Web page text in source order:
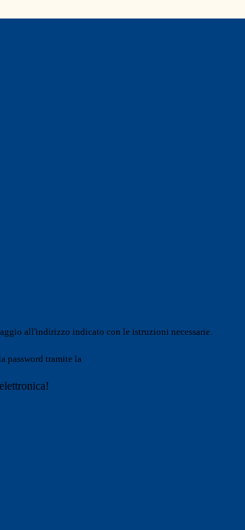
all'indirizzo indicato con le istruzioni necessarie.
password tramite la